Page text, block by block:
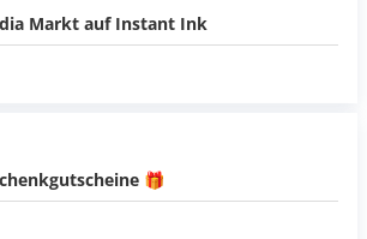
Markt auf Instant Ink
🎁